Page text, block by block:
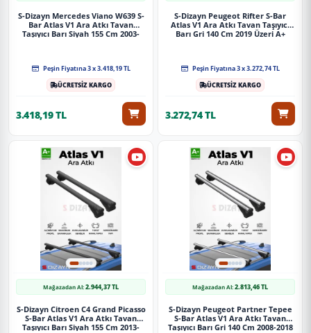
S-Dizayn Mercedes Viano W639 S-
Bar Atlas V1 Ara Atkı Tavan
Taşıyıcı Barı Siyah 155 Cm 2003-
Peşin Fiyatına 3 x 3.418,19 TL
ÜCRETSİZ KARGO
3.418,19 TL
S-Dizayn Peugeot Rifter S-Bar
Atlas V1 Ara Atkı Tavan Taşıyıcı
Barı Gri 140 Cm 2019 Üzeri A+
Peşin Fiyatına 3 x 3.272,74 TL
ÜCRETSİZ KARGO
3.272,74 TL
Mağazadan Al:2.944,37 TL
S-Dizayn Citroen C4 Grand Picasso
S-Bar Atlas V1 Ara Atkı Tavan
Taşıyıcı Barı Siyah 155 Cm 2013-
Mağazadan Al:2.813,46 TL
S-Dizayn Peugeot Partner Tepee
S-Bar Atlas V1 Ara Atkı Tavan
Taşıyıcı Barı Gri 140 Cm 2008-2018